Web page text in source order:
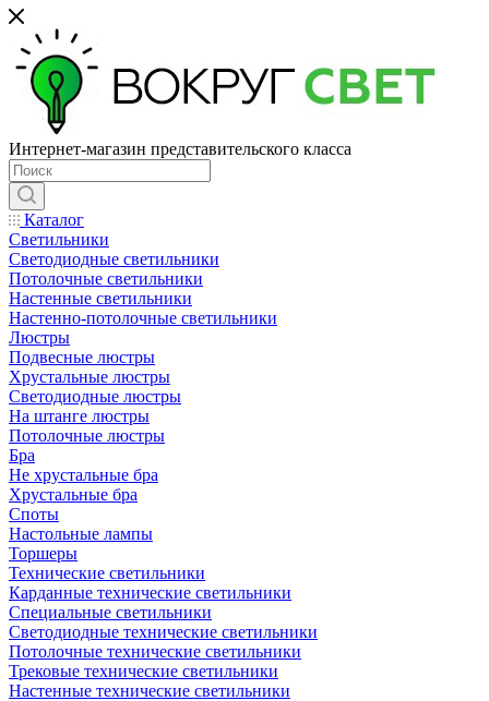
Интернет-магазин представительского класса
Каталог
Светильники
Светодиодные светильники
Потолочные светильники
Настенные светильники
Настенно-потолочные светильники
Люстры
Подвесные люстры
Хрустальные люстры
Светодиодные люстры
На штанге люстры
Потолочные люстры
Бра
Не хрустальные бра
Хрустальные бра
Споты
Настольные лампы
Торшеры
Технические светильники
Карданные технические светильники
Специальные светильники
Светодиодные технические светильники
Потолочные технические светильники
Трековые технические светильники
Настенные технические светильники